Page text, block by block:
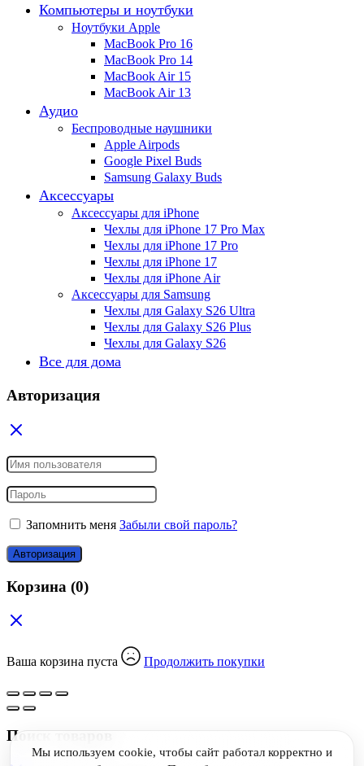
Мы используем cookie, чтобы сайт работал корректно и
Компьютеры и ноутбуки
Ноутбуки Apple
MacBook Pro 16
MacBook Pro 14
MacBook Air 15
MacBook Air 13
Аудио
Беспроводные наушники
Apple Airpods
Google Pixel Buds
Samsung Galaxy Buds
Аксессуары
Аксессуары для iPhone
Чехлы для iPhone 17 Pro Max
Чехлы для iPhone 17 Pro
Чехлы для iPhone 17
Чехлы для iPhone Air
Аксессуары для Samsung
Чехлы для Galaxy S26 Ultra
Чехлы для Galaxy S26 Plus
Чехлы для Galaxy S26
Все для дома
Авторизация
Запомнить меня Забыли свой пароль?
Авторизация
Корзина (0)
Ваша корзина пуста Продолжить покупки
Поиск товаров